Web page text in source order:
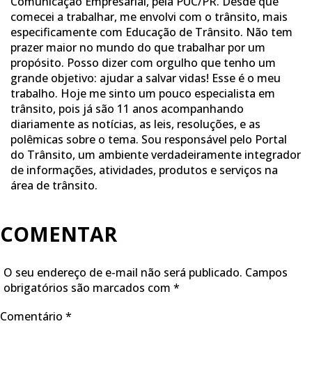
comecei a trabalhar, me envolvi com o trânsito, mais
especificamente com Educação de Trânsito. Não tem
prazer maior no mundo do que trabalhar por um
propósito. Posso dizer com orgulho que tenho um
grande objetivo: ajudar a salvar vidas! Esse é o meu
trabalho. Hoje me sinto um pouco especialista em
trânsito, pois já são 11 anos acompanhando
diariamente as notícias, as leis, resoluções, e as
polêmicas sobre o tema. Sou responsável pelo Portal
do Trânsito, um ambiente verdadeiramente integrador
de informações, atividades, produtos e serviços na
área de trânsito.
COMENTAR
O seu endereço de e-mail não será publicado. Campos
obrigatórios são marcados com *
Comentário *